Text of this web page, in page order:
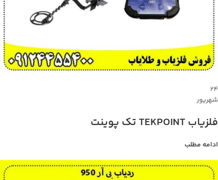
۲۴
شهریور
فلزیاب TEKPOINT تک پوینت
ادامه مطلب